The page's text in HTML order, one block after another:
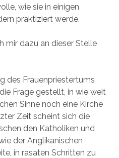
wie sie in einigen
praktiziert werde.
mir dazu an dieser Stelle
des Frauenpriestertums
Frage gestellt, in wie weit
Sinne noch eine Kirche
Zeit scheint sich die
den Katholiken und
der Anglikanischen
in rasaten Schritten zu